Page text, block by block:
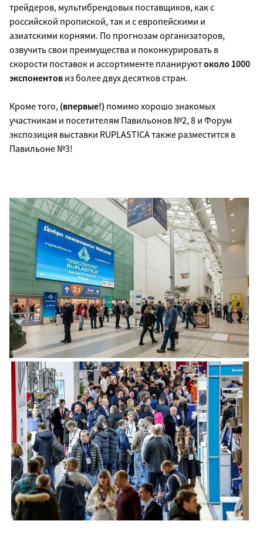
трейдеров, мультибрендовых поставщиков, как с
российской пропиской, так и с европейскими и
азиатскими корнями. По прогнозам организаторов,
озвучить свои преимущества и поконкурировать в
скорости поставок и ассортименте планируютоколо 1000
экспонентов из более двух десятков стран.
Кроме того, (впервые!) помимо хорошо знакомых
участникам и посетителям Павильонов №2, 8 и Форум
экспозиция выставки RUPLASTICA также разместится в
Павильоне №3!